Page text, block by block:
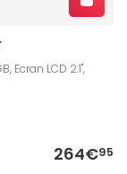
Ecran LCD 2.1",
264€95